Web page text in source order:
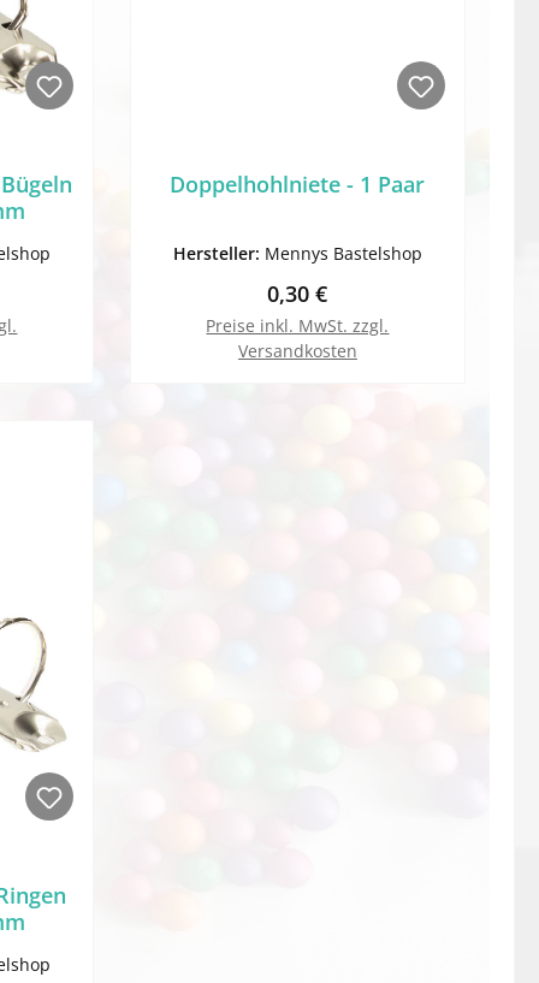
Doppelhohlniete - 1 Paar
Hersteller: Mennys Bastelshop
Regulärer Preis:
0,30 €
Preise inkl. MwSt. zzgl.
Versandkosten